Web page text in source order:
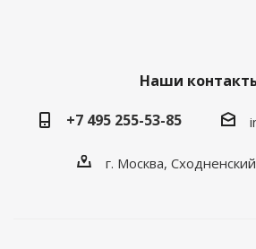
Наши
+7 495 255-53-85
г. Москва,